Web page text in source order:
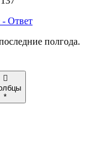
Ответ
полгода.

*